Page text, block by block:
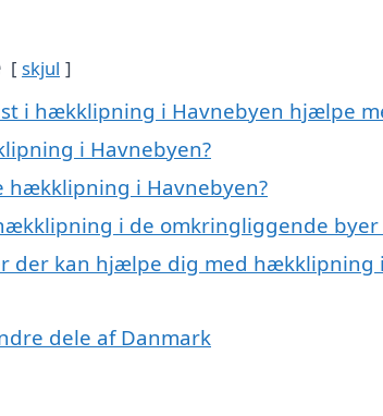
skjul
i hækklipning i Havnebyen hjælpe
i Havnebyen?
hækklipning i Havnebyen?
i de omkringliggende byer
der kan hjælpe dig med hækklipning
dele af Danmark